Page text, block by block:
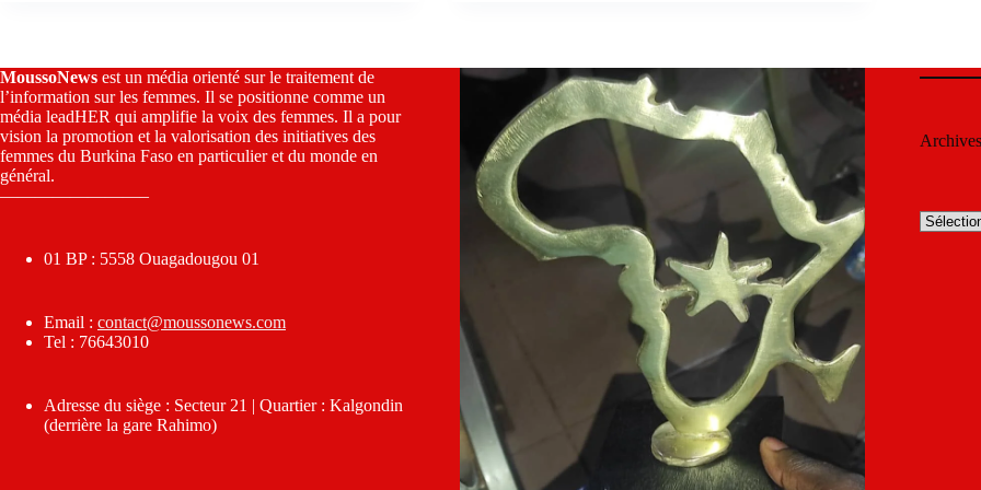
MoussoNews est un média orienté sur le traitement de
l’information sur les femmes. Il se positionne comme un
média leadHER qui amplifie la voix des femmes. Il a pour
vision la promotion et la valorisation des initiatives des
femmes du Burkina Faso en particulier et du monde en
général.
————————–
01 BP : 5558 Ouagadougou 01
Email : contact@moussonews.com
Tel : 76643010
Adresse du siège : Secteur 21 | Quartier : Kalgondin
(derrière la gare Rahimo)
Archives
Archives